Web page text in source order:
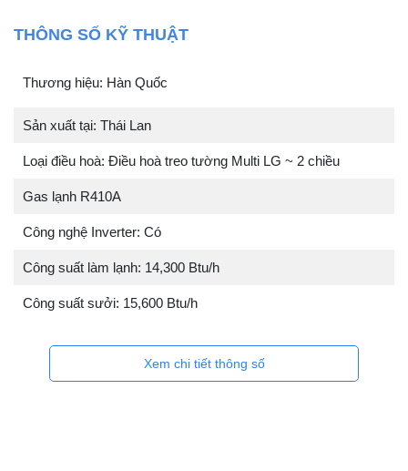
THÔNG SỐ KỸ THUẬT
Thương hiệu: Hàn Quốc
Sản xuất tại: Thái Lan
Loại điều hoà: Điều hoà treo tường Multi LG ~ 2 chiều
Gas lạnh R410A
Công nghệ Inverter: Có
Công suất làm lạnh: 14,300 Btu/h
Công suất sưởi: 15,600 Btu/h
Xem chi tiết thông số